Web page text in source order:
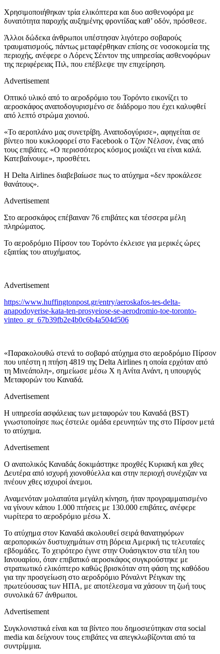
Χρησιμοποιήθηκαν τρία ελικόπτερα και δυο ασθενοφόρα με
δυνατότητα παροχής αυξημένης φροντίδας καθ’ οδόν, πρόσθεσε.
Άλλοι δώδεκα άνθρωποι υπέστησαν λιγότερο σοβαρούς
τραυματισμούς, πάντως μεταφέρθηκαν επίσης σε νοσοκομεία της
περιοχής, ανέφερε ο Λόρενς Σέιντον της υπηρεσίας ασθενοφόρων
της περιφέρειας Πιλ, που επέβλεψε την επιχείρηση.
Advertisement
Οπτικό υλικό από το αεροδρόμιο του Τορόντο εικονίζει το
αεροσκάφος αναποδογυρισμένο σε διάδρομο που έχει καλυφθεί
από λεπτό στρώμα χιονιού.
«Το αεροπλάνο μας συνετρίβη. Αναποδογύρισε», αφηγείται σε
βίντεο που κυκλοφορεί στο Facebook ο Τζον Νέλσον, ένας από
τους επιβάτες. «Ο περισσότερος κόσμος μοιάζει να είναι καλά.
Κατεβαίνουμε», προσθέτει.
Η Delta Airlines διαβεβαίωσε πως το ατύχημα «δεν προκάλεσε
θανάτους».
Advertisement
Στο αεροσκάφος επέβαιναν 76 επιβάτες και τέσσερα μέλη
πληρώματος.
Το αεροδρόμιο Πίρσον του Τορόντο έκλεισε για μερικές ώρες
εξαιτίας του ατυχήματος.
Advertisement
https://www.huffingtonpost.gr/entry/aeroskafos-tes-delta-
anapodoyerise-kata-ten-prosyeiose-se-aerodromio-toe-toronto-
vinteo_gr_67b39fb2e4b0c6b4a504d506
«Παρακολουθώ στενά το σοβαρό ατύχημα στο αεροδρόμιο Πίρσον
που υπέστη η πτήση 4819 της Delta Airlines η οποία ερχόταν από
τη Μινεάπολη», σημείωσε μέσω X η Ανίτα Ανάντ, η υπουργός
Μεταφορών του Καναδά.
Advertisement
Η υπηρεσία ασφάλειας των μεταφορών του Καναδά (BST)
γνωστοποίησε πως έστειλε ομάδα ερευνητών της στο Πίρσον μετά
το ατύχημα.
Advertisement
Ο ανατολικός Καναδάς δοκιμάστηκε προχθές Κυριακή και χθες
Δευτέρα από ισχυρή χιονοθύελλα και στην περιοχή συνέχιζαν να
πνέουν χθες ισχυροί άνεμοι.
Αναμενόταν μολαταύτα μεγάλη κίνηση, ήταν προγραμματισμένο
να γίνουν κάπου 1.000 πτήσεις με 130.000 επιβάτες, ανέφερε
νωρίτερα το αεροδρόμιο μέσω X.
Το ατύχημα στον Καναδά ακολουθεί σειρά θανατηφόρων
αεροπορικών δυστυχημάτων στη βόρεια Αμερική τις τελευταίες
εβδομάδες. Το χειρότερο έγινε στην Ουάσιγκτον στα τέλη του
Ιανουαρίου, όταν επιβατικό αεροσκάφος συγκρούστηκε με
στρατιωτικό ελικόπτερο καθώς βρισκόταν στη φάση της καθόδου
για την προσγείωση στο αεροδρόμιο Ρόναλντ Ρέιγκαν της
πρωτεύουσας των ΗΠΑ, με αποτέλεσμα να χάσουν τη ζωή τους
συνολικά 67 άνθρωποι.
Advertisement
Συγκλονιστικά είναι και τα βίντεο που δημοσιεύτηκαν στα social
media και δείχνουν τους επιβάτες να απεγκλωβίζονται από τα
συντρίμμια.